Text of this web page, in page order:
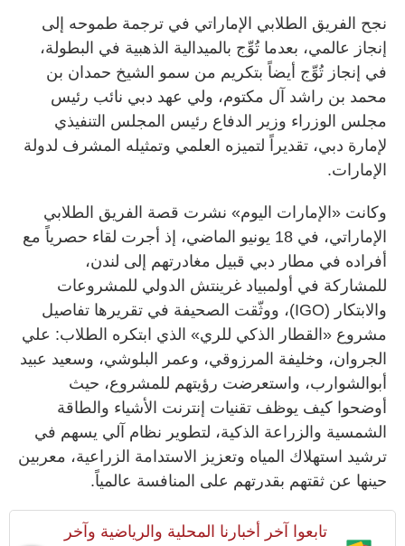
نجح الفريق الطلابي الإماراتي في ترجمة طموحه إلى
إنجاز عالمي، بعدما تُوِّج بالميدالية الذهبية في البطولة،
في إنجاز تُوِّج أيضاً بتكريم من سمو الشيخ حمدان بن
محمد بن راشد آل مكتوم، ولي عهد دبي نائب رئيس
مجلس الوزراء وزير الدفاع رئيس المجلس التنفيذي
لإمارة دبي، تقديراً لتميزه العلمي وتمثيله المشرف لدولة
الإمارات.
وكانت «الإمارات اليوم» نشرت قصة الفريق الطلابي
الإماراتي، في 18 يونيو الماضي، إذ أجرت لقاء حصرياً مع
أفراده في مطار دبي قبيل مغادرتهم إلى لندن،
للمشاركة في أولمبياد غرينتش الدولي للمشروعات
والابتكار (IGO)، ووثّقت الصحيفة في تقريرها تفاصيل
مشروع «القطار الذكي للري» الذي ابتكره الطلاب: علي
الجروان، وخليفة المرزوقي، وعمر البلوشي، وسعيد عبيد
أبوالشوارب، واستعرضت رؤيتهم للمشروع، حيث
أوضحوا كيف يوظف تقنيات إنترنت الأشياء والطاقة
الشمسية والزراعة الذكية، لتطوير نظام آلي يسهم في
ترشيد استهلاك المياه وتعزيز الاستدامة الزراعية، معربين
حينها عن ثقتهم بقدرتهم على المنافسة عالمياً.
تابعوا آخر أخبارنا المحلية والرياضية وآخر